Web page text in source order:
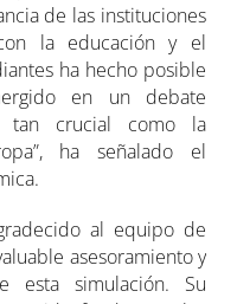
de las instituciones
la educación y el
ha hecho posible
en un debate
tan crucial como la
ha señalado el
al equipo de
asesoramiento y
esta simulación. Su